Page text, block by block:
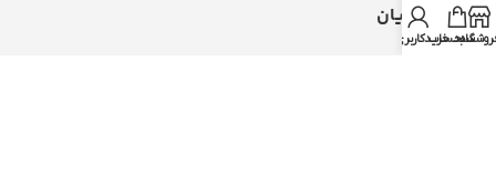
خدمات مشتریان
سبد خرید
حساب کاربری من